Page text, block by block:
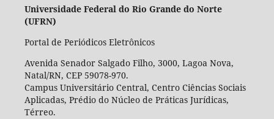
Universidade Federal do Rio Grande do Norte
(UFRN)
Portal de Periódicos Eletrônicos
Avenida Senador Salgado Filho, 3000, Lagoa Nova,
Natal/RN, CEP 59078-970.
Campus Universitário Central, Centro Ciências Sociais
Aplicadas, Prédio do Núcleo de Práticas Jurídicas,
Térreo.